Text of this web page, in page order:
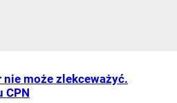
może zlekceważyć.
CPN